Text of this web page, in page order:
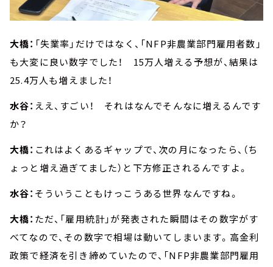
大橋： 「失業率」だけではなく、「NFP非農業部門雇用者数」
も大変に良い数字でした！ 15万人増える予想が、結果は
25.4万人も増えました！
水谷： ええ、すごい！ それはなんでそんなに増えるんです
か？
大橋： これはよくあるギャップで、次の月になったら、（ち
ょっと増え過ぎてました）と下方修正されるんですよ。
水谷： そういうこともけっこうある世界なんですね。
大橋： ただ、「雇用統計」が発表された瞬間はその数字がす
べてなので、その数字で相場は動いてしまいます。高金利
政策で経済を引き締めていたので、「NFP非農業部門雇用